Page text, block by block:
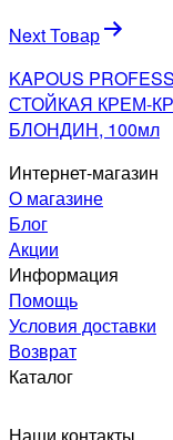
Next Товар
KAPOUS
СТОЙКАЯ КРЕМ-
БЛОНДИН, 100мл
Интернет-магазин
О магазине
Блог
Акции
Информация
Помощь
Условия доставки
Возврат
Каталог